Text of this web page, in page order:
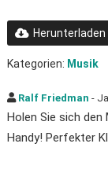
Herunterladen
Kategorien: Musik
Ralf Friedman -
Holen Sie sich
Handy! Perfekter